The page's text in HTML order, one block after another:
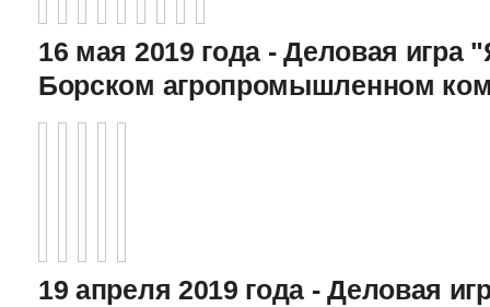
16 мая 2019 года - Деловая игра
Борском агропромышленном
19 апреля 2019 года - Деловая